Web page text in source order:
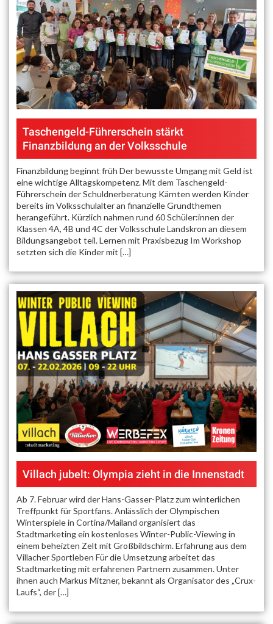
Taschengeld-Führerschein stärkt
Finanzbildung an der Volksschule
Finanzbildung beginnt früh Der bewusste Umgang mit Geld ist
eine wichtige Alltagskompetenz. Mit dem Taschengeld-
Führerschein der Schuldnerberatung Kärnten werden Kinder
bereits im Volksschulalter an finanzielle Grundthemen
herangeführt. Kürzlich nahmen rund 60 Schüler:innen der
Klassen 4A, 4B und 4C der Volksschule Landskron an diesem
Bildungsangebot teil. Lernen mit Praxisbezug Im Workshop
setzten sich die Kinder mit […]
Villach jubelt: Olympia zieht in die Innenstadt
Ab 7. Februar wird der Hans-Gasser-Platz zum winterlichen
Treffpunkt für Sportfans. Anlässlich der Olympischen
Winterspiele in Cortina/Mailand organisiert das
Stadtmarketing ein kostenloses Winter-Public-Viewing in
einem beheizten Zelt mit Großbildschirm. Erfahrung aus dem
Villacher Sportleben Für die Umsetzung arbeitet das
Stadtmarketing mit erfahrenen Partnern zusammen. Unter
ihnen auch Markus Mitzner, bekannt als Organisator des „Crux-
Laufs“, der […]